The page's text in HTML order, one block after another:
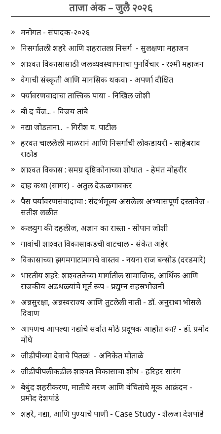
ताजा अंक – जुलै २०२६
मनोगत - संपादक-२०२६
निसर्गातली शहरे आणि शहरातला निसर्ग - सुलक्षणा महाजन
शाश्वत विकासासाठी जलव्यवस्थापनाचा पुनर्विचार - रश्मी महाजन
वेगाची संस्कृती आणि मानसिक थकवा - अपर्णा दीक्षित
पर्यावरणवादाचा तात्त्विक पाया - निखिल जोशी
बी द चेंज... - विजय तांबे
नद्या जोडताना.. - गिरीश घ. पाटील
हरवत चाललेली माळरानं आणि निसर्गाची लोकडायरी - साहेबराव
राठोड
शाश्वत विकास : समग्र दृष्टिकोनाच्या शोधात - हेमंत मोहरीर
दाह कथा (सागर) - अतुल देऊळगावकर
पैस पर्यावरणसंवादाचा : संदर्भमूल्य असलेला अभ्यासपूर्ण दस्तावेज -
सतीश लळीत
कलयुग की दहलीज, अज्ञान का रास्ता - सोपान जोशी
गावांची शाश्वत विकासाकडची वाटचाल - संकेत अहेर
विकासाच्या झगमगाटामागचे वास्तव - नयना राज बन्सोड (दरडमारे)
भारतीय शहरे: शाश्वततेच्या मार्गातील सामाजिक, आर्थिक आणि
राजकीय अडथळ्यांचे मूर्त रूप - प्रद्युम्न सहस्रभोजनी
अन्नसुरक्षा, अन्नस्वराज्य आणि तुटलेली नाती - डॉ. अनुराधा भोसले
दिवाण
आपणच आपल्या नद्यांचे सर्वात मोठे प्रदूषक आहोत का? - डॉ. प्रमोद
मोघे
जीडीपीच्या देवाचे पितळ! - अनिकेत मोताळे
जीडीपीपलीकडील शाश्वत विकासाचा शोध - हरिहर सारंग
बेधुंद शहरीकरण, मातीचे मरण आणि वंचितांचे मूक आक्रंदन -
प्रमोद देशपांडे
शहरे, नद्या, आणि पुण्याचे पाणी - Case Study - शैलजा देशपांडे